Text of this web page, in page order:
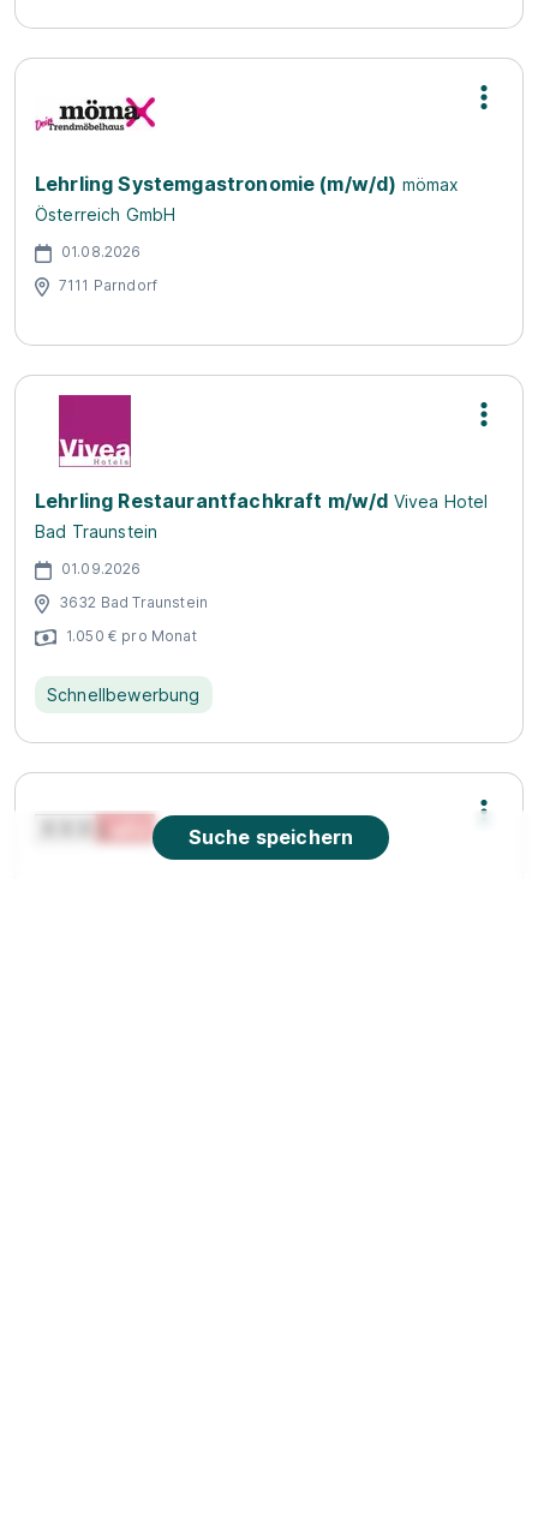
Lehrling Systemgastronomie (m/w/d) mömax
Österreich GmbH
01.08.2026
7111 Parndorf
Lehrling Restaurantfachkraft m/w/d Vivea Hotel
Bad Traunstein
01.09.2026
3632 Bad Traunstein
1.050 € pro Monat
Schnellbewerbung
Suche speichern